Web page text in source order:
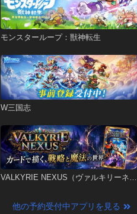
モンスターループ：獣神転生
W三国志
VALKYRIE NEXUS（ヴァルキリーネク
他の予約受付中アプリを見る